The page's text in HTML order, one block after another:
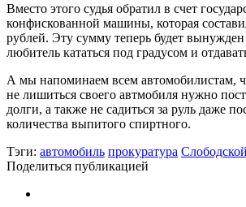
Вместо этого судья обратил в счет
конфискованной машины, которая
рублей. Эту сумму теперь будет
любитель кататься под градусом и
А мы напоминаем всем автомобилистам,
не лишиться своего автмобиля нужно
долги, а также не садиться за руль даже
количества выпитого спиртного.
Тэги: автомобиль прокуратура Слободской
Поделиться публикацией